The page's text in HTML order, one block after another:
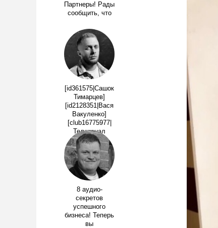
Партнеры! Рады
сообщить, что
[id361575|Сашок
Тимарцев]
[id2128351|Вася
Вакуленко]
[club16775977|
Телеканал
ПЯТНИЦА!]
8 аудио-
секретов
успешного
бизнеса! Теперь
вы